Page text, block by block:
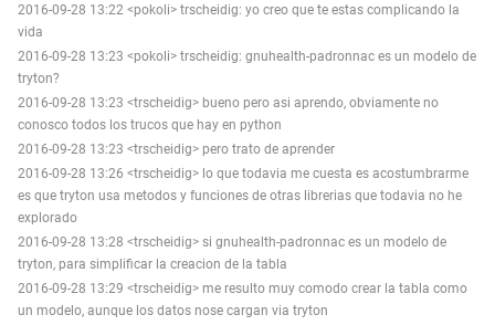
2016-09-28 13:22 <pokoli> trscheidig: yo creo que te estas complicando la
vida
2016-09-28 13:23 <pokoli> trscheidig: gnuhealth-padronnac es un modelo de
tryton?
2016-09-28 13:23 <trscheidig> bueno pero asi aprendo, obviamente no
conosco todos los trucos que hay en python
2016-09-28 13:23 <trscheidig> pero trato de aprender
2016-09-28 13:26 <trscheidig> lo que todavia me cuesta es acostumbrarme
es que tryton usa metodos y funciones de otras librerias que todavia no he
explorado
2016-09-28 13:28 <trscheidig> si gnuhealth-padronnac es un modelo de
tryton, para simplificar la creacion de la tabla
2016-09-28 13:29 <trscheidig> me resulto muy comodo crear la tabla como
un modelo, aunque los datos nose cargan via tryton